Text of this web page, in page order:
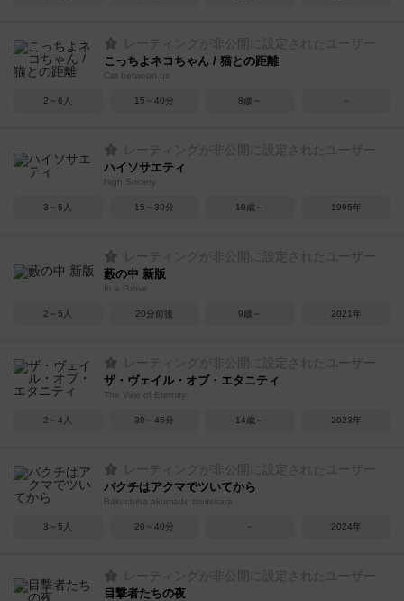
レーティングが非公開に設定されたユーザー
こっちよネコちゃん / 猫との距離
Cat between us
2～6人 15～40分 8歳～ －
レーティングが非公開に設定されたユーザー
ハイソサエティ
High Society
3～5人 15～30分 10歳～ 1995年
レーティングが非公開に設定されたユーザー
藪の中 新版
In a Grove
2～5人 20分前後 9歳～ 2021年
レーティングが非公開に設定されたユーザー
ザ・ヴェイル・オブ・エタニティ
The Vale of Eternity
2～4人 30～45分 14歳～ 2023年
レーティングが非公開に設定されたユーザー
バクチはアクマでツいてから
Bakuchiha akumade tsuitekara
3～5人 20～40分 － 2024年
レーティングが非公開に設定されたユーザー
目撃者たちの夜